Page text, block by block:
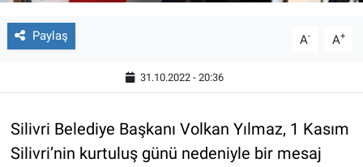
Paylaş A- A+
31.10.2022 - 20:36
Silivri Belediye Başkanı Volkan Yılmaz, 1 Kasım
Silivri’nin kurtuluş günü nedeniyle bir mesaj